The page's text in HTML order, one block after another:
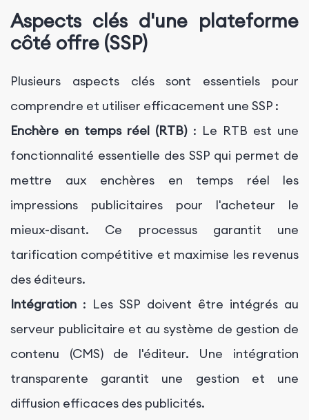
Aspects clés d'une plateforme
côté offre (SSP)
Plusieurs aspects clés sont essentiels pour
comprendre et utiliser efficacement une SSP :
Enchère en temps réel (RTB): Le RTB est une
fonctionnalité essentielle des SSP qui permet de
mettre aux enchères en temps réel les
impressions publicitaires pour l'acheteur le
mieux-disant. Ce processus garantit une
tarification compétitive et maximise les revenus
des éditeurs.
Intégration : Les SSP doivent être intégrés au
serveur publicitaire et au système de gestion de
contenu (CMS) de l'éditeur. Une intégration
transparente garantit une gestion et une
diffusion efficaces des publicités.